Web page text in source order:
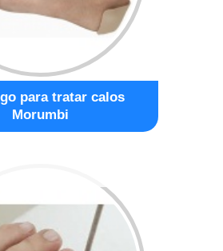
para tratar calos
Morumbi